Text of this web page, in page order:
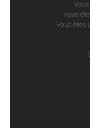
Vous
Vous êtes